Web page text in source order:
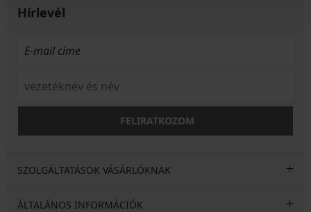
Hírlevél
FELIRATKOZOM
SZOLGÁLTATÁSOK VÁSÁRLÓKNAK
ÁLTALÁNOS INFORMÁCIÓK